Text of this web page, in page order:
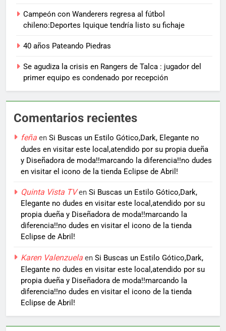
Campeón con Wanderers regresa al fútbol
chileno:Deportes Iquique tendría listo su fichaje
40 años Pateando Piedras
Se agudiza la crisis en Rangers de Talca : jugador del
primer equipo es condenado por recepción
Comentarios recientes
feña en Si Buscas un Estilo Gótico,Dark, Elegante no
dudes en visitar este local,atendido por su propia dueña
y Diseñadora de moda!!marcando la diferencia!!no dudes
en visitar el icono de la tienda Eclipse de Abril!
Quinta Vista TVen Si Buscas un Estilo Gótico,Dark,
Elegante no dudes en visitar este local,atendido por su
propia dueña y Diseñadora de moda!!marcando la
diferencia!!no dudes en visitar el icono de la tienda
Eclipse de Abril!
Karen Valenzuela en Si Buscas un Estilo Gótico,Dark,
Elegante no dudes en visitar este local,atendido por su
propia dueña y Diseñadora de moda!!marcando la
diferencia!!no dudes en visitar el icono de la tienda
Eclipse de Abril!